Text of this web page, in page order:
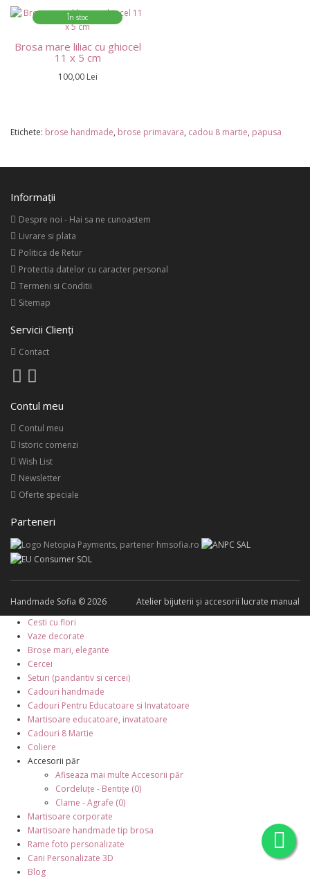
În stoc
Brosa mare liliac cu ghiocel
11 x 5 cm
100,00 Lei
Etichete: brose handmade, brose primavara, cadou 8 martie, papusa
Informaţii
Despre noi - Hai sa ne cunoastem
Livrare si plata
Politica de Retur
Protectia datelor cu caracter personal
Termeni si Conditii
Sitemap
Servicii Clienţi
Contact
Contul meu
Contul meu
Istoric comenzi
Wish List
Newsletter
Oferte speciale
Parteneri
Handmade Sofia © 2026 Atelier bijuterii și accesorii lucrate manual
Cesti cu flori
Vaze decorate
Broșe mari, elegante
Cercei
Seturi (pandantiv si cercei)
Cadouri handmade
Cadouri Pentru Educatoare si Invatatoare
Martisoare educatoare, invatatoare
Cadouri 8 Martie
Coliere
Accesorii păr
Afiseaza mai multe Accesorii păr
Cordeluțe - Bentițe (0)
Clame - Agrafe (0)
Martisoare corporate
Martisoare handmade tip brosa
Rame foto personalizate
Cani Personalizate 3D
Blog